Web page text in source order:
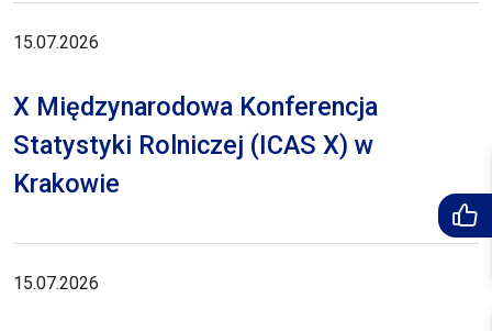
15.07.2026
X Międzynarodowa Konferencja
Statystyki Rolniczej (ICAS X) w
Krakowie
15.07.2026